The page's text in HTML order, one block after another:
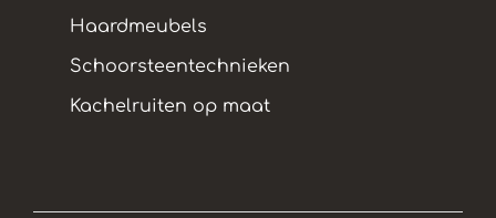
Haardmeubels
Schoorsteentechnieken
Kachelruiten op maat